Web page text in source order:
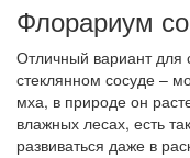
Флорариум
Отличный вариант для
стеклянном сосуде –
мха, в природе он
влажных лесах, есть
развиваться даже в